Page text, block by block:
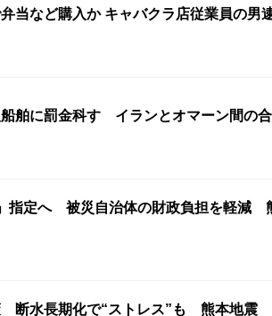
当など購入か キャバクラ店従業員の男
舶に罰金科す イランとオマーン間の
指定へ 被災自治体の財政負担を軽減
断水長期化で“ストレス”も 熊本地震